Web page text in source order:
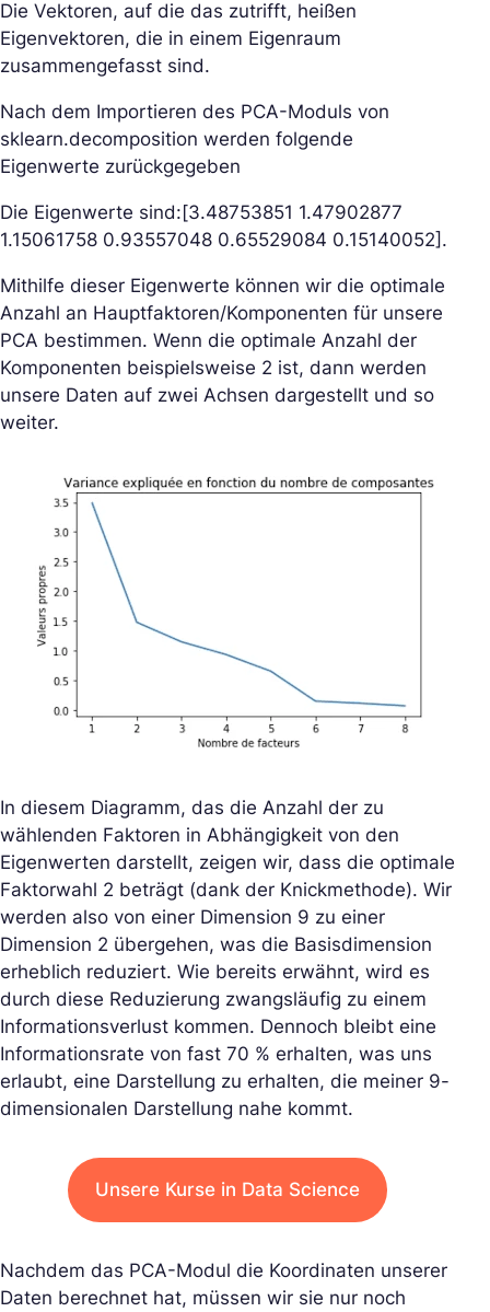
Die Vektoren, auf die das zutrifft, heißen
Eigenvektoren, die in einem Eigenraum
zusammengefasst sind.
Nach dem Importieren des PCA-Moduls von
sklearn.decomposition werden folgende
Eigenwerte zurückgegeben
Die Eigenwerte sind:[3.48753851 1.47902877
1.15061758 0.93557048 0.65529084 0.15140052].
Mithilfe dieser Eigenwerte können wir die optimale
Anzahl an Hauptfaktoren/Komponenten für unsere
PCA bestimmen. Wenn die optimale Anzahl der
Komponenten beispielsweise 2 ist, dann werden
unsere Daten auf zwei Achsen dargestellt und so
weiter.
In diesem Diagramm, das die Anzahl der zu
wählenden Faktoren in Abhängigkeit von den
Eigenwerten darstellt, zeigen wir, dass die optimale
Faktorwahl 2 beträgt (dank der Knickmethode). Wir
werden also von einer Dimension 9 zu einer
Dimension 2 übergehen, was die Basisdimension
erheblich reduziert. Wie bereits erwähnt, wird es
durch diese Reduzierung zwangsläufig zu einem
Informationsverlust kommen. Dennoch bleibt eine
Informationsrate von fast 70 % erhalten, was uns
erlaubt, eine Darstellung zu erhalten, die meiner 9-
dimensionalen Darstellung nahe kommt.
Unsere Kurse in Data Science
Nachdem das PCA-Modul die Koordinaten unserer
Daten berechnet hat, müssen wir sie nur noch